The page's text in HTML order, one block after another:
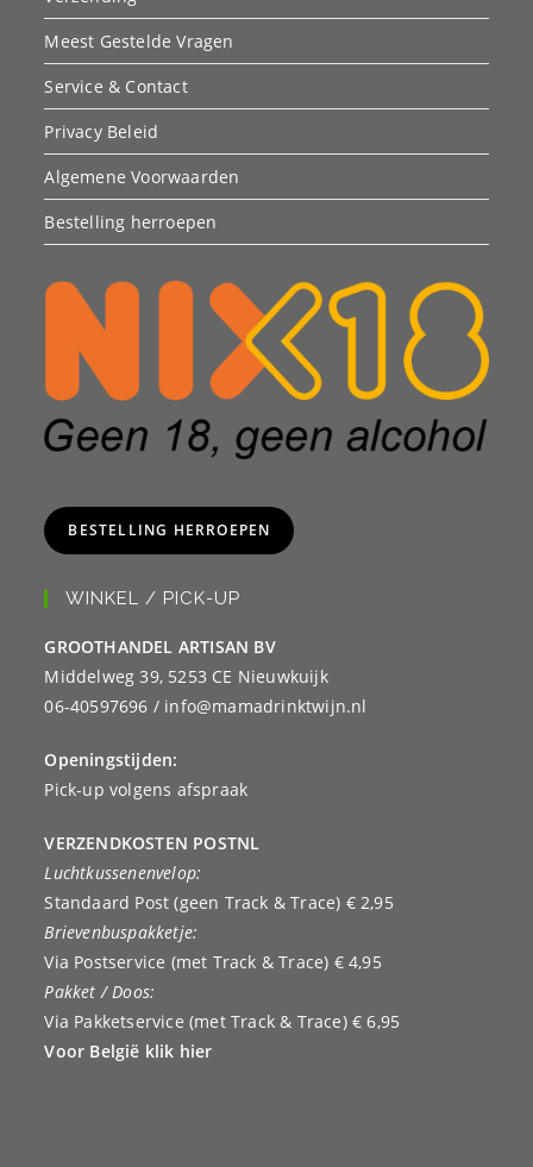
Meest Gestelde Vragen
Service & Contact
Privacy Beleid
Algemene Voorwaarden
Bestelling herroepen
BESTELLING HERROEPEN
WINKEL / PICK-UP
GROOTHANDEL ARTISAN BV
Middelweg 39, 5253 CE Nieuwkuijk
06-40597696 / info@mamadrinktwijn.nl
Openingstijden:
Pick-up volgens afspraak
VERZENDKOSTEN POSTNL
Luchtkussenenvelop:
Standaard Post (geen Track & Trace) € 2,95
Brievenbuspakketje:
Via Postservice (met Track & Trace) € 4,95
Pakket / Doos:
Via Pakketservice (met Track & Trace) € 6,95
Voor België klik hier